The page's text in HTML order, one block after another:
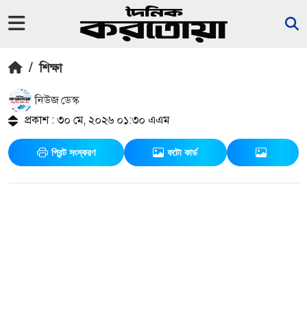
/ শিক্ষা
নিউজ ডেস্ক
প্রকাশ : ৩০ মে, ২০২৬ ০১:৩০ এএম
প্রিন্ট সংস্করণ ফটো কার্ড